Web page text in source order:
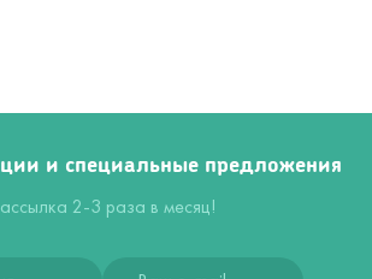
и специальные предложения
2-3 раза в месяц!